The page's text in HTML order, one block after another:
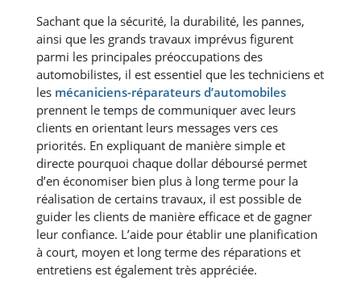
Sachant que la sécurité, la durabilité, les pannes,
ainsi que les grands travaux imprévus figurent
parmi les principales préoccupations des
automobilistes, il est essentiel que les techniciens et
les mécaniciens-réparateurs d’automobiles
prennent le temps de communiquer avec leurs
clients en orientant leurs messages vers ces
priorités. En expliquant de manière simple et
directe pourquoi chaque dollar déboursé permet
d’en économiser bien plus à long terme pour la
réalisation de certains travaux, il est possible de
guider les clients de manière efficace et de gagner
leur confiance. L’aide pour établir une planification
à court, moyen et long terme des réparations et
entretiens est également très appréciée.